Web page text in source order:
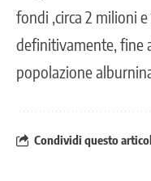
fondi ,circa 2 milioni
definitivamente, fine
popolazione
Condividi questo